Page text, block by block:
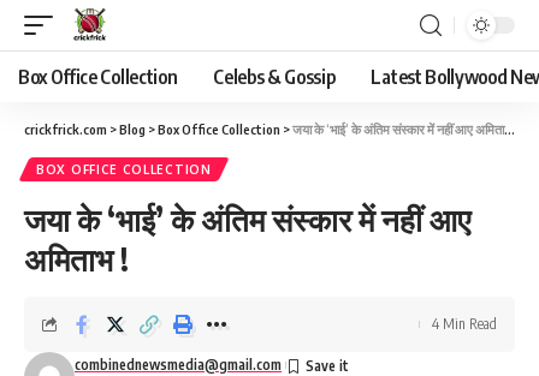
Box Office Collection Celebs & Gossip Latest Bollywood
crickfrick.com >Blog >Box Office Collection >जया के ‘भाई’ के अंतिम संस्कार में नहीं आए अमिताभ !
BOX OFFICE COLLECTION
जया के ‘भाई’ के अंतिम संस्कार में नहीं आए
अमिताभ !
combinednewsmedia@gmail.com
4 Min Read